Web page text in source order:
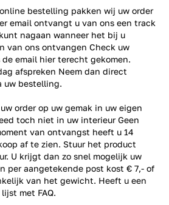
bestelling pakken wij uw order
email ontvangt u van ons een track
nagaan wanneer het bij u
van ons ontvangen Check uw
email hier terecht gekomen.
afspreken Neem dan direct
uw bestelling.
order op uw gemak in uw eigen
toch niet in uw interieur Geen
van ontvangst heeft u 14
af te zien. Stuur het product
U krijgt dan zo snel mogelijk uw
per aangetekende post kost € 7,- of
van het gewicht. Heeft u een
lijst met FAQ.